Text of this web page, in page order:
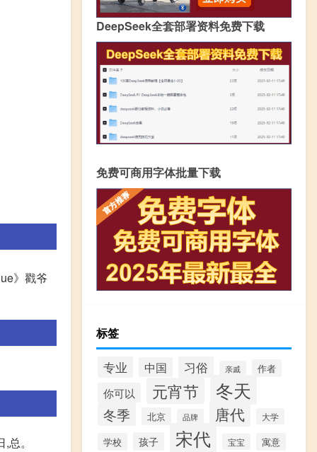
》戳爷
。
DeepSeek全套部署资料免费下载
免费可商用字体批量下载
标签
专业 中国 习俗 亲戚 作者
你可以 元宵节 冬天
冬季 北京 品牌 唐代 大学
学校 孩子 宋代 宝宝 寓意